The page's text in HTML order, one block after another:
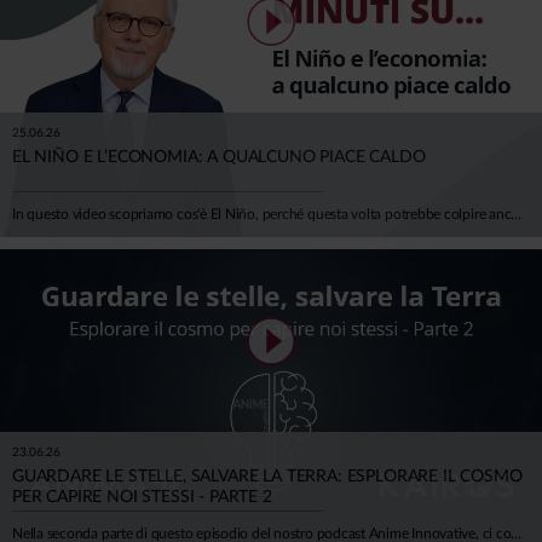
25.06.26
EL NIÑO E L’ECONOMIA: A QUALCUNO PIACE CALDO
23.06.26
GUARDARE LE STELLE, SALVARE LA TERRA: ESPLORARE IL COSMO
PER CAPIRE NOI STESSI - PARTE 2